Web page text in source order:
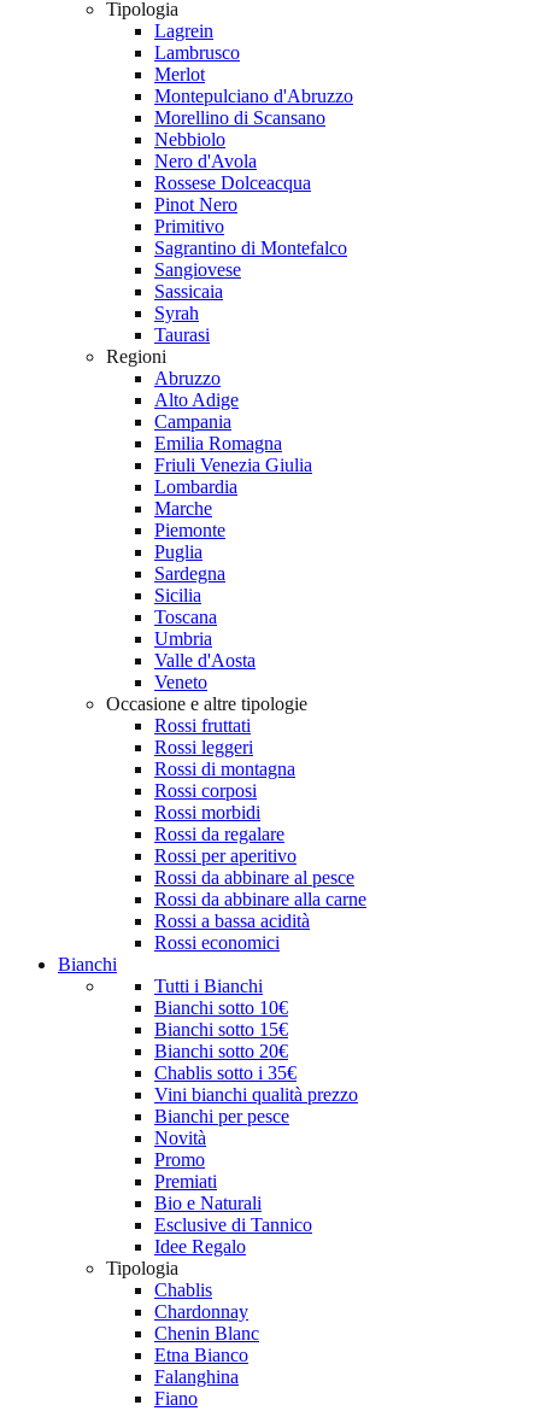
Tipologia
Lagrein
Lambrusco
Merlot
Montepulciano d'Abruzzo
Morellino di Scansano
Nebbiolo
Nero d'Avola
Rossese Dolceacqua
Pinot Nero
Primitivo
Sagrantino di Montefalco
Sangiovese
Sassicaia
Syrah
Taurasi
Regioni
Abruzzo
Alto Adige
Campania
Emilia Romagna
Friuli Venezia Giulia
Lombardia
Marche
Piemonte
Puglia
Sardegna
Sicilia
Toscana
Umbria
Valle d'Aosta
Veneto
Occasione e altre tipologie
Rossi fruttati
Rossi leggeri
Rossi di montagna
Rossi corposi
Rossi morbidi
Rossi da regalare
Rossi per aperitivo
Rossi da abbinare al pesce
Rossi da abbinare alla carne
Rossi a bassa acidità
Rossi economici
Bianchi
Tutti i Bianchi
Bianchi sotto 10€
Bianchi sotto 15€
Bianchi sotto 20€
Chablis sotto i 35€
Vini bianchi qualità prezzo
Bianchi per pesce
Novità
Promo
Premiati
Bio e Naturali
Esclusive di Tannico
Idee Regalo
Tipologia
Chablis
Chardonnay
Chenin Blanc
Etna Bianco
Falanghina
Fiano